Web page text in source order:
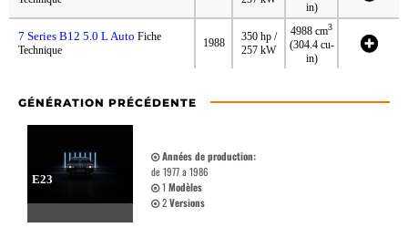
in)
7 Series B12 5.0 L Auto Fiche
Technique
1988
350 hp /
257 kW
4988 cm3
(304.4 cu-
in)
GÉNÉRATION PRÉCÉDENTE
E23
Années de production:
de 1977 a 1986
1 Modèles
2Versions